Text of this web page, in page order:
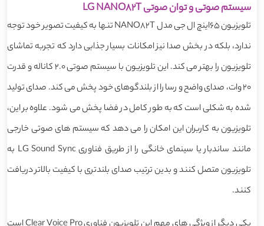
سیستم صوتی و توان صوتی LG NANO82T
تلویزیون 65اینچ ال جی مدل NANO82T تنها به کیفیت تصویر خود توجه
ندارد، بلکه در بخش صدا نیز امکانات بسیار جذابی دارد که تجربه تماشای
تلویزیون را بهتر می کند. این تلویزیون با سیستم صوتی 2.0 کاناله و قدرت
20 وات، صدای واضح و رسا را از بلندگوهای خود پخش می کند. صدای تولید
شده به شکلی است که به طور کامل در فضا پخش می شود. علاوه بر این،
تلویزیون به کاربران این امکان را می دهد که سیستم های صوتی خارجی
مانند ساندبار یا سینمای خانگی را از طریق فناوری LG Sound Sync به
تلویزیون متصل کنند و بدین ترتیب صدای بلندتری با کیفیت بالاتر دریافت
کنند.